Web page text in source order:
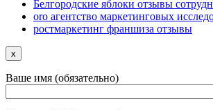
Белгородские яблоки отзывы
oro агентство маркетинговых
ростмаркетинг франшиза отзывы
x
Ваше имя (обязательно)